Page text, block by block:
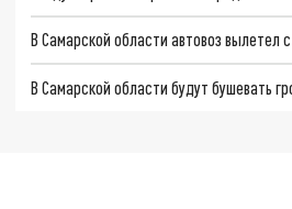
В Самарской области автовоз вылетел
В Самарской области будут бушевать